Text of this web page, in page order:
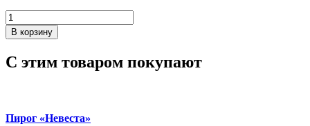
В корзину
С этим товаром покупают
Пирог «Невеста»